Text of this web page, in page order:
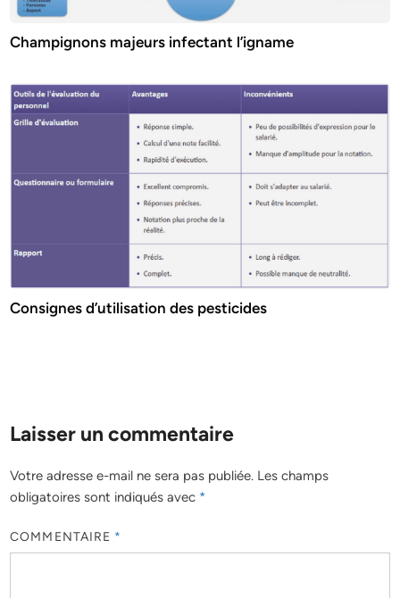
Champignons majeurs infectant l’igname
Consignes d’utilisation des pesticides
Laisser un commentaire
Votre adresse e-mail ne sera pas publiée. Les champs
obligatoires sont indiqués avec *
COMMENTAIRE *